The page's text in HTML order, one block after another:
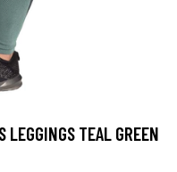
LEGGINGS TEAL GREEN